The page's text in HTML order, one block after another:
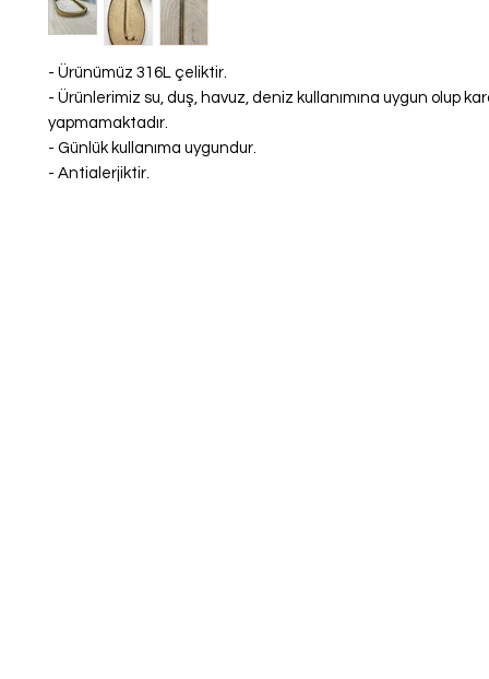
- Ürünümüz 316L çeliktir.
- Ürünlerimiz su, duş, havuz, deniz kullanımına uygun olup
yapmamaktadır.
- Günlük kullanıma uygundur.
- Antialerjiktir.